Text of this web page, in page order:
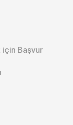
için Başvur